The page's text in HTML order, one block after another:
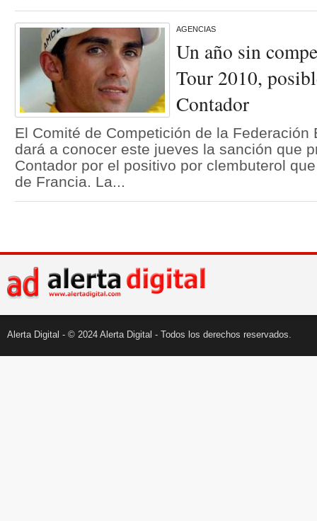
AGENCIAS
Un año sin
Tour 2010,
Contador
El Comité de Competición de la Federación
dará a conocer este jueves la sanción que
Contador por el positivo por clembuterol
de Francia. La...
Alerta Digital - © 2024 Alerta Digital - Todos los derechos reservados.